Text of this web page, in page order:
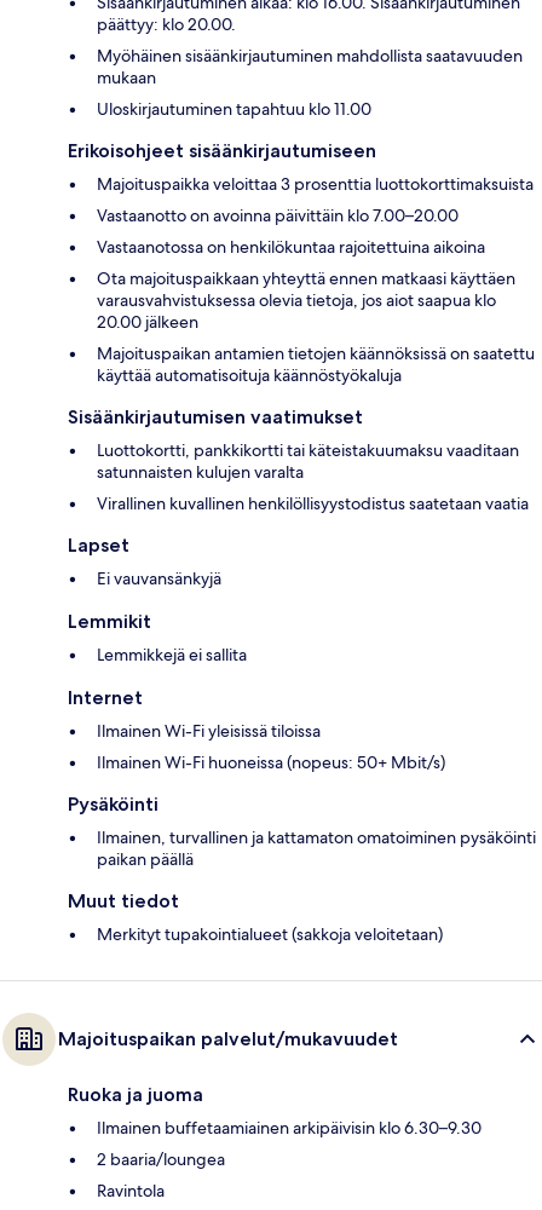
päättyy: klo 20.00.
Myöhäinen sisäänkirjautuminen mahdollista saatavuuden
mukaan
Uloskirjautuminen tapahtuu klo 11.00
Erikoisohjeet sisäänkirjautumiseen
Majoituspaikka veloittaa 3 prosenttia luottokorttimaksuista
Vastaanotto on avoinna päivittäin klo 7.00–20.00
Vastaanotossa on henkilökuntaa rajoitettuina aikoina
Ota majoituspaikkaan yhteyttä ennen matkaasi käyttäen
varausvahvistuksessa olevia tietoja, jos aiot saapua klo
20.00 jälkeen
Majoituspaikan antamien tietojen käännöksissä on saatettu
käyttää automatisoituja käännöstyökaluja
Sisäänkirjautumisen vaatimukset
Luottokortti, pankkikortti tai käteistakuumaksu vaaditaan
satunnaisten kulujen varalta
Virallinen kuvallinen henkilöllisyystodistus saatetaan vaatia
Lapset
Ei vauvansänkyjä
Lemmikit
Lemmikkejä ei sallita
Internet
Ilmainen Wi-Fi yleisissä tiloissa
Ilmainen Wi-Fi huoneissa (nopeus: 50+ Mbit/s)
Pysäköinti
Ilmainen, turvallinen ja kattamaton omatoiminen pysäköinti
paikan päällä
Muut tiedot
Merkityt tupakointialueet (sakkoja veloitetaan)
Majoituspaikan palvelut/mukavuudet
Ruoka ja juoma
Ilmainen buffetaamiainen arkipäivisin klo 6.30–9.30
2 baaria/loungea
Ravintola